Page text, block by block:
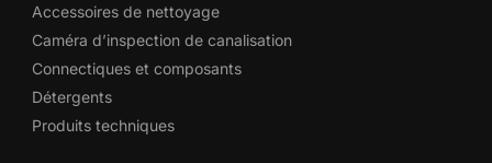
Accessoires de nettoyage
Caméra d’inspection de canalisation
Connectiques et composants
Détergents
Produits techniques